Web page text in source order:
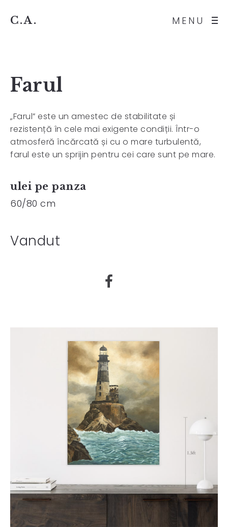
MENU
C.A.
Farul
„Farul” este un amestec de stabilitate și
rezistență în cele mai exigente condiții. Într-o
atmosferă încărcată și cu o mare turbulentă,
farul este un sprijin pentru cei care sunt pe mare.
ulei pe panza
60/80 cm
Vandut